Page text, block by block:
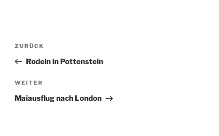
Beitragsnavigation
Vorheriger
Beitrag
ZURÜCK
Rodeln in Pottenstein
Nächster
Beitrag
WEITER
Maiausflug nach London